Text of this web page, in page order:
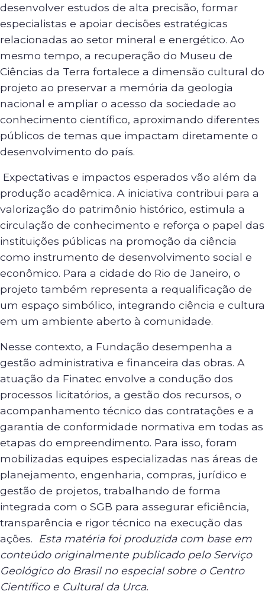
desenvolver estudos de alta precisão, formar
especialistas e apoiar decisões estratégicas
relacionadas ao setor mineral e energético. Ao
mesmo tempo, a recuperação do Museu de
Ciências da Terra fortalece a dimensão cultural do
projeto ao preservar a memória da geologia
nacional e ampliar o acesso da sociedade ao
conhecimento científico, aproximando diferentes
públicos de temas que impactam diretamente o
desenvolvimento do país.
Expectativas e impactos esperados vão além da
produção acadêmica. A iniciativa contribui para a
valorização do patrimônio histórico, estimula a
circulação de conhecimento e reforça o papel das
instituições públicas na promoção da ciência
como instrumento de desenvolvimento social e
econômico. Para a cidade do Rio de Janeiro, o
projeto também representa a requalificação de
um espaço simbólico, integrando ciência e cultura
em um ambiente aberto à comunidade.
Nesse contexto, a Fundação desempenha a
gestão administrativa e financeira das obras. A
atuação da Finatec envolve a condução dos
processos licitatórios, a gestão dos recursos, o
acompanhamento técnico das contratações e a
garantia de conformidade normativa em todas as
etapas do empreendimento. Para isso, foram
mobilizadas equipes especializadas nas áreas de
planejamento, engenharia, compras, jurídico e
gestão de projetos, trabalhando de forma
integrada com o SGB para assegurar eficiência,
transparência e rigor técnico na execução das
ações.
Esta matéria foi produzida com base em
conteúdo originalmente publicado pelo Serviço
Geológico do Brasil no especial sobre o Centro
Científico e Cultural da Urca.